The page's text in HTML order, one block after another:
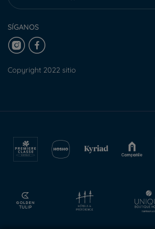
SÍGANOS
Copyright 2022 sitio